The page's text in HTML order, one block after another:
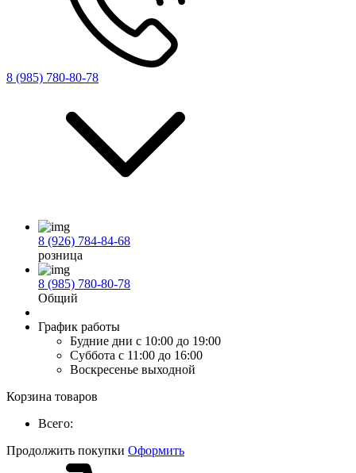
8 (985) 780-80-78
8 (926) 784-84-68
розница
8 (985) 780-80-78
Общий
График работы
Будние дни с 10:00 до 19:00
Суббота с 11:00 до 16:00
Воскресенье выходной
Корзина товаров
Всего:
Продолжить покупки Оформить